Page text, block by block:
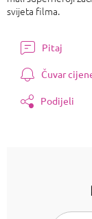
svijeta filma.
Pitaj
Čuvar
Podijeli